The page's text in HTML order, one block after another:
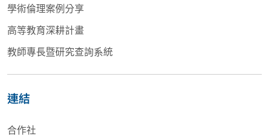
學術倫理案例分享
高等教育深耕計畫
教師專長暨研究查詢系統
連結
合作社